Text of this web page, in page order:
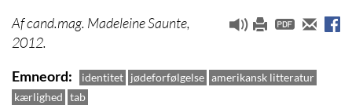
cand.mag. Madeleine Saunte,
2012.
Emneord
identitet jødeforfølgelse amerikansk litteratur
kærlighed tab